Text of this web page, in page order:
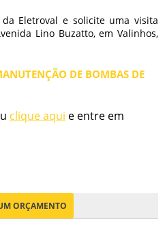
Eletroval e solicite uma visita
Lino Buzatto, em Valinhos,
DE BOMBAS DE
clique aqui e entre em
ORÇAMENTO